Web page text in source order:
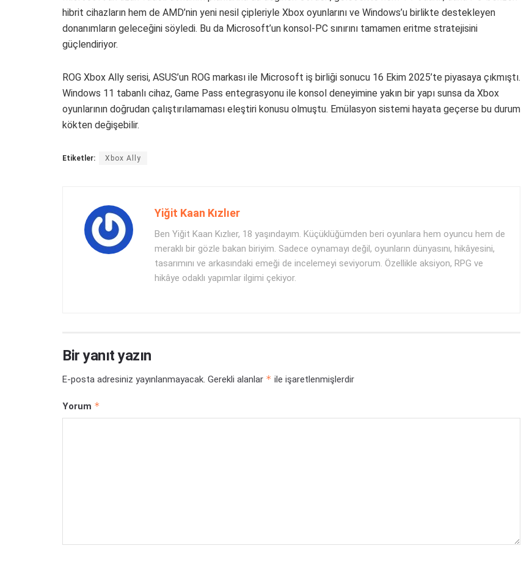
hibrit cihazların hem de AMD’nin yeni nesil çipleriyle Xbox oyunlarını ve Windows’u birlikte destekleyen
donanımların geleceğini söyledi. Bu da Microsoft’un konsol-PC sınırını tamamen eritme stratejisini
güçlendiriyor.
ROG Xbox Ally serisi, ASUS’un ROG markası ile Microsoft iş birliği sonucu 16 Ekim 2025’te piyasaya çıkmıştı.
Windows 11 tabanlı cihaz, Game Pass entegrasyonu ile konsol deneyimine yakın bir yapı sunsa da Xbox
oyunlarının doğrudan çalıştırılamaması eleştiri konusu olmuştu. Emülasyon sistemi hayata geçerse bu durum
kökten değişebilir.
Etiketler: Xbox Ally
Yiğit Kaan Kızlıer
Ben Yiğit Kaan Kızlıer, 18 yaşındayım. Küçüklüğümden beri oyunlara hem oyuncu hem de
meraklı bir gözle bakan biriyim. Sadece oynamayı değil, oyunların dünyasını, hikâyesini,
tasarımını ve arkasındaki emeği de incelemeyi seviyorum. Özellikle aksiyon, RPG ve
hikâye odaklı yapımlar ilgimi çekiyor.
Bir yanıt yazın
E-posta adresiniz yayınlanmayacak. Gerekli alanlar * ile işaretlenmişlerdir
Yorum *